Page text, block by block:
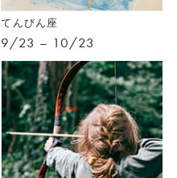
てんびん座
9/23 – 10/23